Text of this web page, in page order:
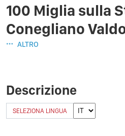
100 Miglia sulla
Conegliano
ALTRO
Descrizione
SELEZIONA LINGUA